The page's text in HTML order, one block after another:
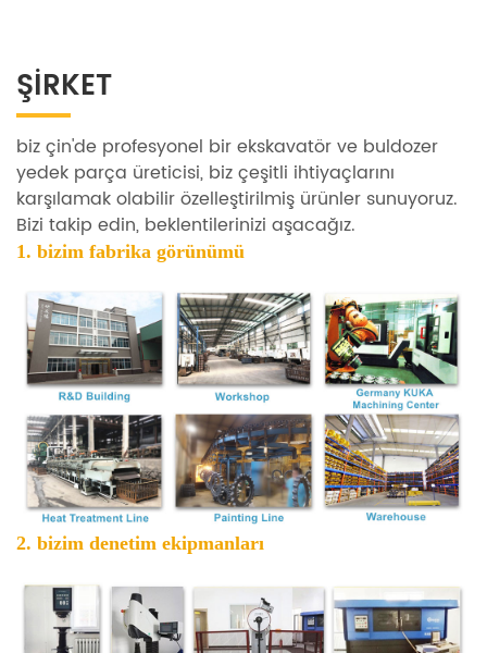
ŞIRKET
biz çin'de profesyonel bir ekskavatör ve buldozer
yedek parça üreticisi, biz çeşitli ihtiyaçlarını
karşılamak olabilir özelleştirilmiş ürünler sunuyoruz.
Bizi takip edin, beklentilerinizi aşacağız.
1. bizim fabrika görünümü
2. bizim denetim ekipmanları